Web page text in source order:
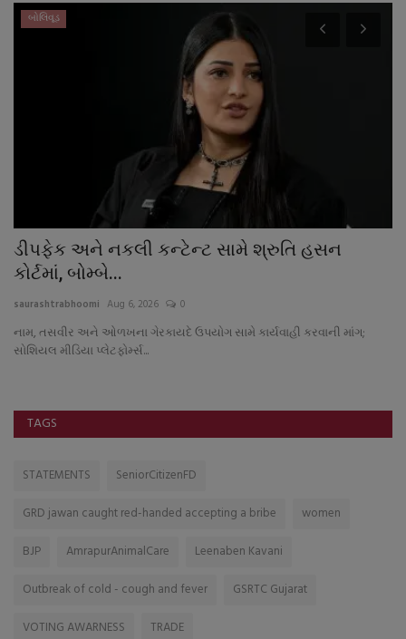
બોલિવૂડ
ડીપફેક અને નકલી કન્ટેન્ટ સામે શ્રુતિ હસન
કોર્ટમાં, બોમ્બે...
saurashtrabhoomi Aug 6, 2026 0
નામ, તસવીર અને ઓળખના ગેરકાયદે ઉપયોગ સામે કાર્યવાહી કરવાની માંગ;
સોશિયલ મીડિયા પ્લેટફોર્મ્સ...
TAGS
STATEMENTS
SeniorCitizenFD
GRD jawan caught red-handed accepting a bribe
women
BJP
AmrapurAnimalCare
Leenaben Kavani
Outbreak of cold - cough and fever
GSRTC Gujarat
VOTING AWARNESS
TRADE